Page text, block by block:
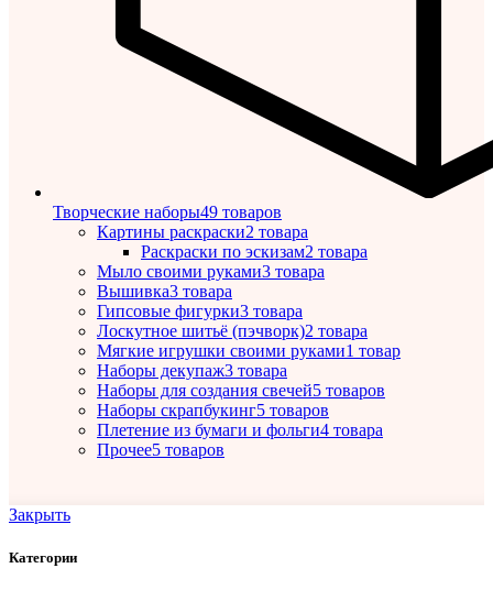
Творческие наборы49 товаров
Картины раскраски2 товара
Раскраски по эскизам2 товара
Мыло своими руками3 товара
Вышивка3 товара
Гипсовые фигурки3 товара
Лоскутное шитьё (пэчворк)2 товара
Мягкие игрушки своими руками1 товар
Наборы декупаж3 товара
Наборы для создания свечей5 товаров
Наборы скрапбукинг5 товаров
Плетение из бумаги и фольги4 товара
Прочее5 товаров
Закрыть
Категории